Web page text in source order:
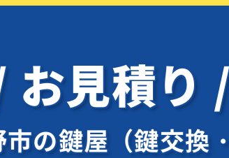
お見積り
の鍵屋（鍵交換